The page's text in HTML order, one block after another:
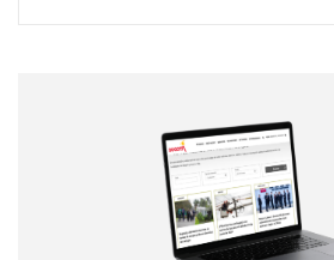
Correo electrónico